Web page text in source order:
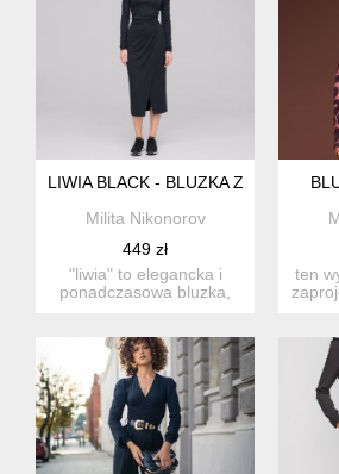
LIWIA BLACK - BLUZKA Z
Milita Nikonorov
449 zł
"liwia" to elegancka i
ponadczasowa bluzka,
ten